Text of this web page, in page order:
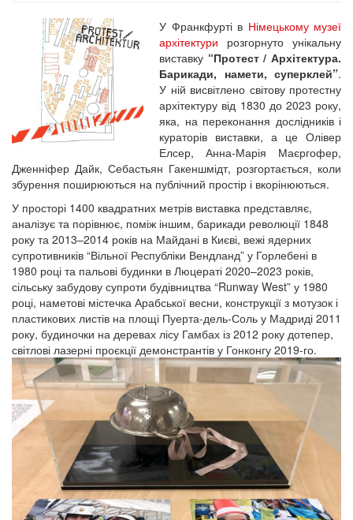
У Франкфурті в Німецькому музеї
архітектури розгорнуто унікальну
виставку “Протест / Архітектура.
Барикади, намети, суперклей”.
У ній висвітлено світову протестну
архітектуру від 1830 до 2023 року,
яка, на переконання дослідників і
кураторів виставки, а це Олівер
Елсер, Анна-Марія Маєргофер,
Дженніфер Дайк, Себастьян Гакеншмідт, розгортається, коли
збурення поширюються на публічний простір і вкорінюються.
У просторі 1400 квадратних метрів виставка представляє,
аналізує та порівнює, поміж іншим, барикади революції 1848
року та 2013–2014 років на Майдані в Києві, вежі ядерних
супротивників “Вільної Республіки Вендланд” у Горлебені в
1980 році та пальові будинки в Люцераті 2020–2023 років,
сільську забудову супроти будівництва “Runway West” у 1980
році, наметові містечка Арабської весни, конструкції з мотузок і
пластикових листів на площі Пуерта-дель-Соль у Мадриді 2011
року, будиночки на деревах лісу Гамбах із 2012 року дотепер,
світлові лазерні проєкції демонстрантів у Гонконгу 2019-го.